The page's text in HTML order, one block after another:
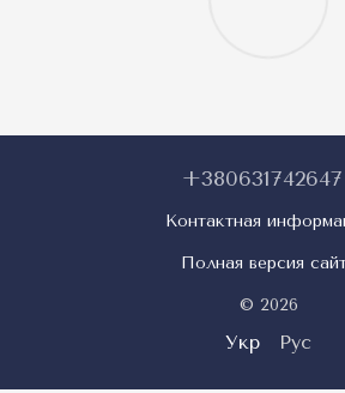
+380631742647
Контактная
Полная версия
© 2026
Укр Рус